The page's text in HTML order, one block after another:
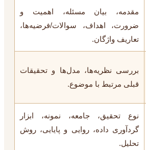
مقدمه، بیان مسئله، اهمیت و
ضرورت، اهداف، سوالات/فرضیه‌ها،
تعاریف واژگان.
بررسی نظریه‌ها، مدل‌ها و تحقیقات
قبلی مرتبط با موضوع.
نوع تحقیق، جامعه، نمونه، ابزار
گردآوری داده، روایی و پایایی، روش
تحلیل.